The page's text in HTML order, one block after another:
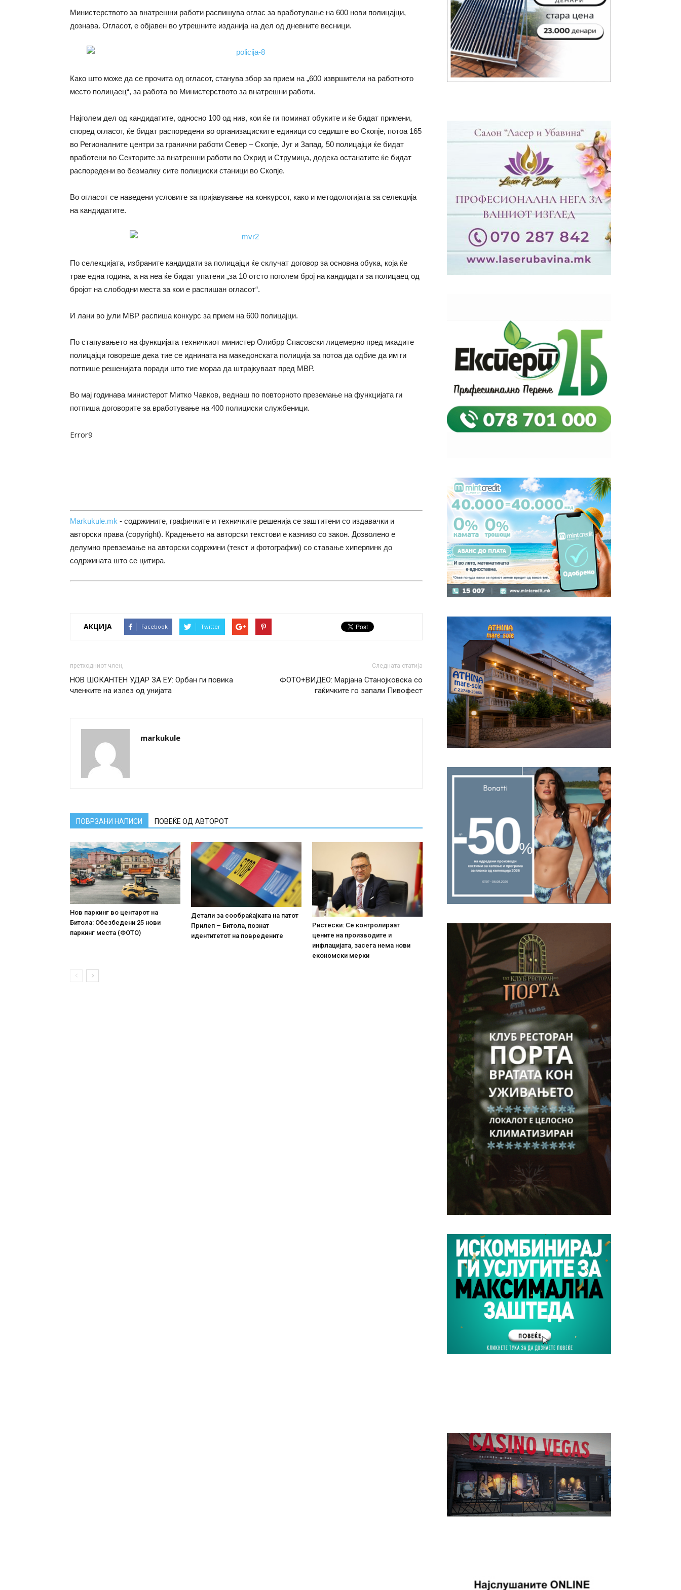
Министерството за внатрешни работи распишува оглас за вработување на 600 нови полицајци,
дознава. Огласот, е објавен во утрешните изданија на дел од дневните весници.
Како што може да се прочита од огласот, станува збор за прием на „600 извршители на работното
место полицаец“, за работа во Министерството за внатрешни работи.
Најголем дел од кандидатите, односно 100 од нив, кои ќе ги поминат обуките и ќе бидат примени,
според огласот, ќе бидат распоредени во организациските единици со седиште во Скопје, потоа 165
во Регионалните центри за гранични работи Север – Скопје, Југ и Запад, 50 полицајци ќе бидат
вработени во Секторите за внатрешни работи во Охрид и Струмица, додека останатите ќе бидат
распоредени во безмалку сите полициски станици во Скопје.
Во огласот се наведени условите за пријавување на конкурсот, како и методологијата за селекција
на кандидатите.
По селекцијата, избраните кандидати за полицајци ќе склучат договор за основна обука, која ќе
трае една година, а на неа ќе бидат упатени „за 10 отсто поголем број на кандидати за полицаец од
бројот на слободни места за кои е распишан огласот“.
И лани во јули МВР распиша конкурс за прием на 600 полицајци.
По стапувањето на функцијата техничкиот министер Олибрр Спасовски лицемерно пред мкадите
полицајци говореше дека тие се иднината на македонската полиција за потоа да одбие да им ги
потпише решенијата поради што тие мораа да штрајкуваат пред МВР.
Во мај годинава министерот Митко Чавков, веднаш по повторното преземање на функцијата ги
потпиша договорите за вработување на 400 полициски службеници.
Error9
Markukule.mk - содржините, графичките и техничките решенија се заштитени со издавачки и
авторски права (copyright). Крадењето на авторски текстови е казниво со закон. Дозволено е
делумно превземање на авторски содржини (текст и фотографии) со ставање хиперлинк до
содржината што се цитира.
АКЦИЈА Facebook Twitter
претходниот член,
НОВ ШОКАНТЕН УДАР ЗА ЕУ: Орбан ги повика
членките на излез од унијата
Следната статија
ФОТО+ВИДЕО: Марјана Станојковска со
гаќичките го запали Пивофест
markukule
ПОВРЗАНИ НАПИСИ ПОВЕЌЕ ОД АВТОРОТ
Нов паркинг во центарот на
Битола: Обезбедени 25 нови
паркинг места (ФОТО)
Детали за сообраќајката на патот
Прилеп – Битола, познат
идентитетот на повредените
Ристески: Се контролираат
цените на производите и
инфлацијата, засега нема нови
економски мерки